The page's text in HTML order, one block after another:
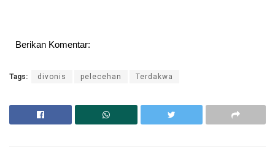
Berikan Komentar:
Tags: divonis pelecehan Terdakwa